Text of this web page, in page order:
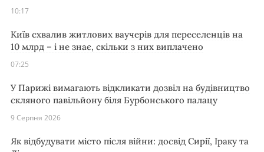
10:17
Київ схвалив житлових ваучерів для переселенців на
10 млрд – і не знає, скільки з них виплачено
07:25
У Парижі вимагають відкликати дозвіл на будівництво
скляного павільйону біля Бурбонського палацу
9 Серпня 2026
Як відбудувати місто після війни: досвід Сирії, Іраку та